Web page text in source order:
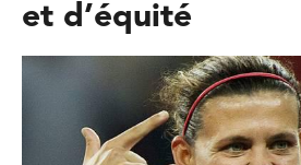
et d’équité